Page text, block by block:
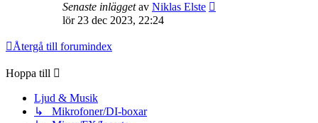
Senaste inläggetav Niklas Elste
lör 23 dec 2023, 22:24
Återgå till forumindex
Hoppa till
Ljud & Musik
↳ Mikrofoner/DI-boxar